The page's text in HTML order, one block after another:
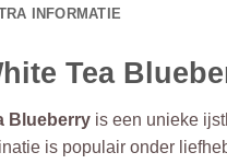
INFORMATIE
Tea
Blueberry is een unieke
is populair onder